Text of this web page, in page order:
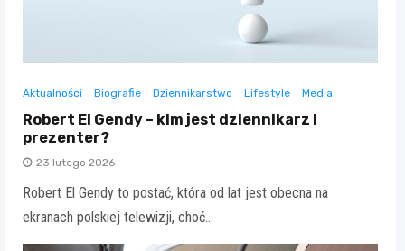
Aktualności Biografie Dziennikarstwo Lifestyle Media
Robert El Gendy – kim jest dziennikarz i
prezenter?
23 lutego 2026
Robert El Gendy to postać, która od lat jest obecna na
ekranach polskiej telewizji, choć…